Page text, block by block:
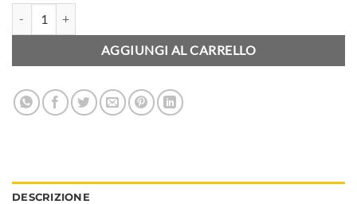
AGGIUNGI AL CARRELLO
DESCRIZIONE